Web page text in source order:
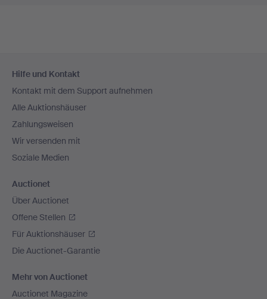
Navigation
Hilfe und Kontakt
Kontakt mit dem Support aufnehmen
Alle Auktionshäuser
Zahlungsweisen
Wir versenden mit
Soziale Medien
Auctionet
Über Auctionet
Offene Stellen
Für Auktionshäuser
Die Auctionet-Garantie
Mehr von Auctionet
Auctionet Magazine